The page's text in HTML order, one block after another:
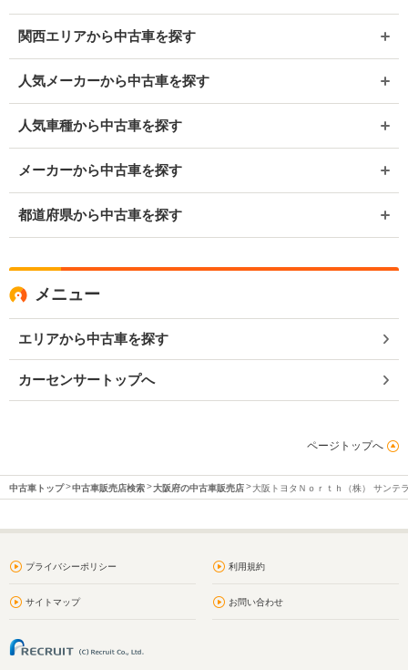
関西エリアから中古車を探す
人気メーカーから中古車を探す
人気車種から中古車を探す
メーカーから中古車を探す
都道府県から中古車を探す
メニュー
エリアから中古車を探す
カーセンサートップへ
ページトップへ
中古車トップ 中古車販売店検索 大阪府の中古車販売店 大阪トヨタＮｏｒｔｈ（株） サンテ
プライバシーポリシー 利用規約
サイトマップ お問い合わせ